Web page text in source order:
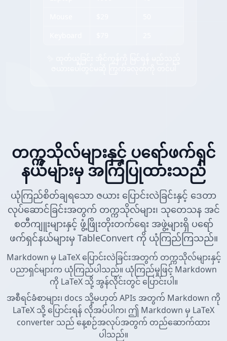
တက္ကသိုလ်များနှင့် ပရော်ဖက်ရှင်
နယ်များမှ အကြံပြုထားသည်
ယုံကြည်စိတ်ချရသော ဇယား ပြောင်းလဲခြင်းနှင့် ဒေတာ
လုပ်ဆောင်ခြင်းအတွက် တက္ကသိုလ်များ၊ သုတေသန အင်
စတီကျူးများနှင့် ဖွံ့ဖြိုးတိုးတက်ရေး အဖွဲ့များရှိ ပရော်
ဖက်ရှင်နယ်များမှ TableConvert ကို ယုံကြည်ကြသည်။
Markdown မှ LaTeX ပြောင်းလဲခြင်းအတွက် တက္ကသိုလ်များနှင့်
ပညာရှင်များက ယုံကြည်ပါသည်။ ယုံကြည်မှုဖြင့် Markdown
ကို LaTeX သို့ အွန်လိုင်းတွင် ပြောင်းပါ။
အစီရင်ခံစာများ၊ docs သို့မဟုတ် APIs အတွက် Markdown ကို
LaTeX သို့ ပြောင်းရန် လိုအပ်ပါက၊ ဤ Markdown မှ LaTeX
converter သည် နေ့စဉ်အလုပ်အတွက် တည်ဆောက်ထား
ပါသည်။